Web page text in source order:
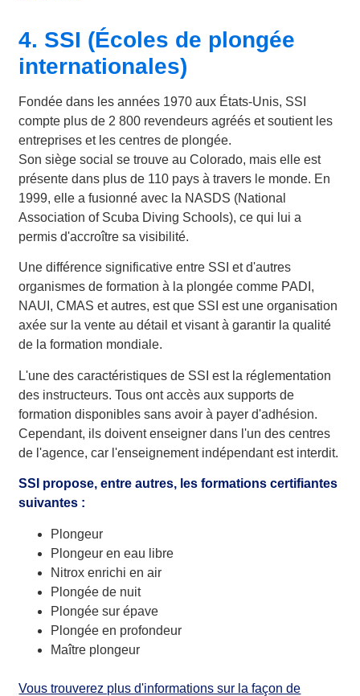
4. SSI (Écoles de plongée
internationales)
Fondée dans les années 1970 aux États-Unis, SSI
compte plus de 2 800 revendeurs agréés et soutient les
entreprises et les centres de plongée.
Son siège social se trouve au Colorado, mais elle est
présente dans plus de 110 pays à travers le monde. En
1999, elle a fusionné avec la NASDS (National
Association of Scuba Diving Schools), ce qui lui a
permis d'accroître sa visibilité.
Une différence significative entre SSI et d'autres
organismes de formation à la plongée comme PADI,
NAUI, CMAS et autres, est que SSI est une organisation
axée sur la vente au détail et visant à garantir la qualité
de la formation mondiale.
L'une des caractéristiques de SSI est la réglementation
des instructeurs. Tous ont accès aux supports de
formation disponibles sans avoir à payer d'adhésion.
Cependant, ils doivent enseigner dans l'un des centres
de l'agence, car l'enseignement indépendant est interdit.
SSI propose, entre autres, les formations certifiantes
suivantes :
Plongeur
Plongeur en eau libre
Nitrox enrichi en air
Plongée de nuit
Plongée sur épave
Plongée en profondeur
Maître plongeur
Vous trouverez plus d'informations sur la façon de